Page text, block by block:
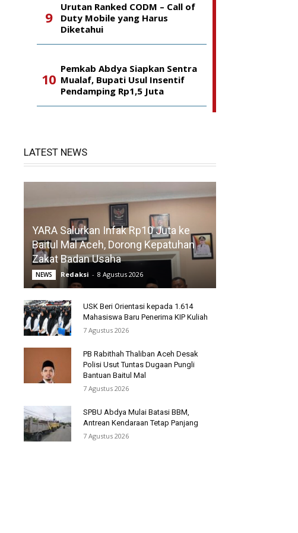
Urutan Ranked CODM – Call of
Duty Mobile yang Harus
Diketahui
Pemkab Abdya Siapkan Sentra
Mualaf, Bupati Usul Insentif
Pendamping Rp1,5 Juta
LATEST NEWS
YARA Salurkan Infak Rp10 Juta ke
Baitul Mal Aceh, Dorong Kepatuhan
Zakat Badan Usaha
NEWS Redaksi - 8 Agustus 2026
USK Beri Orientasi kepada 1.614
Mahasiswa Baru Penerima KIP Kuliah
7 Agustus 2026
PB Rabithah Thaliban Aceh Desak
Polisi Usut Tuntas Dugaan Pungli
Bantuan Baitul Mal
7 Agustus 2026
SPBU Abdya Mulai Batasi BBM,
Antrean Kendaraan Tetap Panjang
7 Agustus 2026